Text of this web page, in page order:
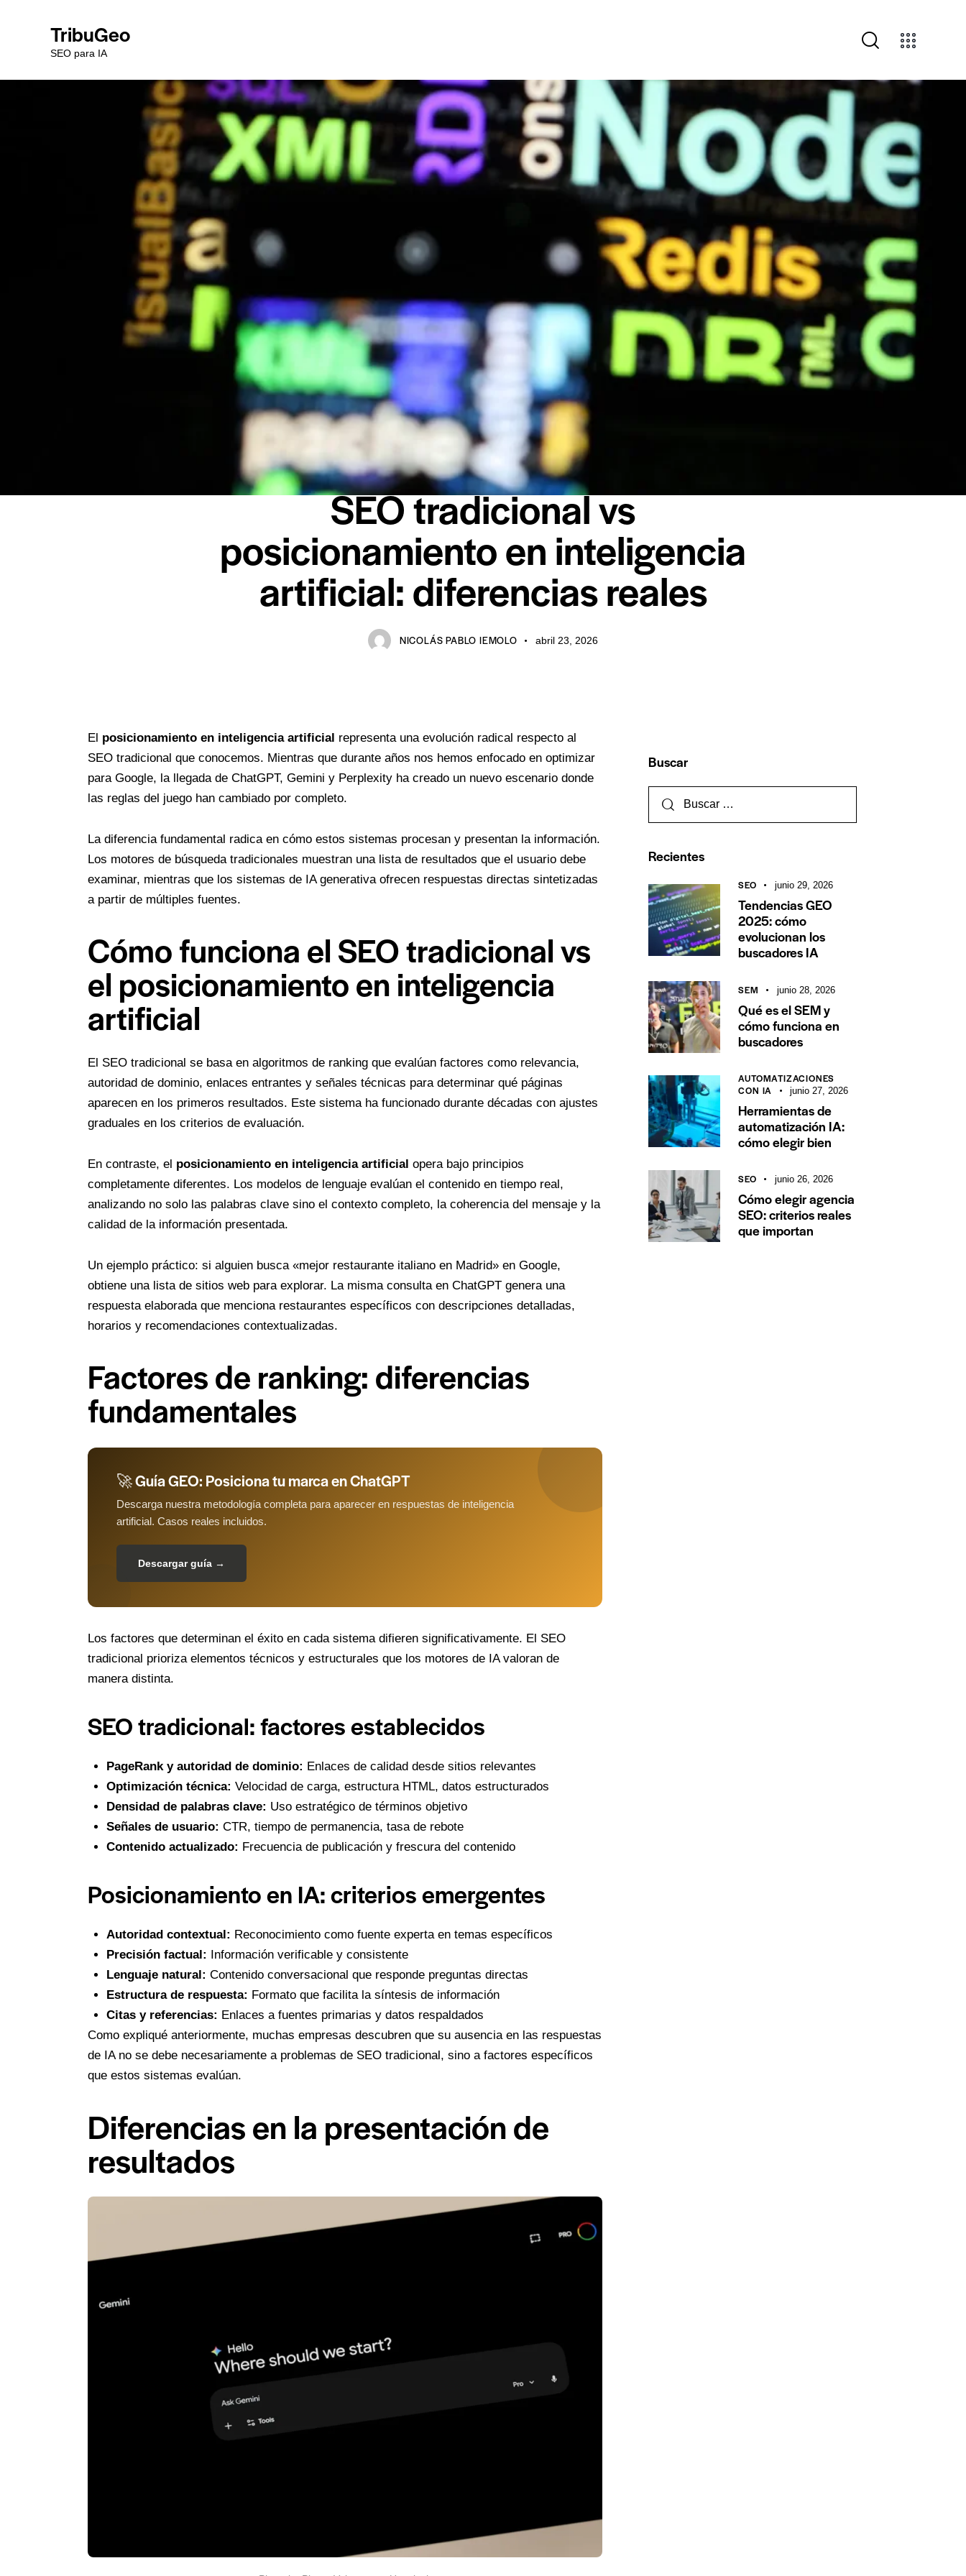
TribuGeo
SEO para IA
INTELIGENCIA ARTIFICIAL
SEO tradicional vs
posicionamiento en inteligencia
artificial: diferencias reales
NICOLÁS PABLO IEMOLO abril 23, 2026
El posicionamiento en inteligencia artificial representa una evolución radical respecto al
SEO tradicional que conocemos. Mientras que durante años nos hemos enfocado en optimizar
para Google, la llegada de ChatGPT, Gemini y Perplexity ha creado un nuevo escenario donde
las reglas del juego han cambiado por completo.
La diferencia fundamental radica en cómo estos sistemas procesan y presentan la información.
Los motores de búsqueda tradicionales muestran una lista de resultados que el usuario debe
examinar, mientras que los sistemas de IA generativa ofrecen respuestas directas sintetizadas
a partir de múltiples fuentes.
Cómo funciona el SEO tradicional vs
el posicionamiento en inteligencia
artificial
El SEO tradicional se basa en algoritmos de ranking que evalúan factores como relevancia,
autoridad de dominio, enlaces entrantes y señales técnicas para determinar qué páginas
aparecen en los primeros resultados. Este sistema ha funcionado durante décadas con ajustes
graduales en los criterios de evaluación.
En contraste, el posicionamiento en inteligencia artificial opera bajo principios
completamente diferentes. Los modelos de lenguaje evalúan el contenido en tiempo real,
analizando no solo las palabras clave sino el contexto completo, la coherencia del mensaje y la
calidad de la información presentada.
Un ejemplo práctico: si alguien busca «mejor restaurante italiano en Madrid» en Google,
obtiene una lista de sitios web para explorar. La misma consulta en ChatGPT genera una
respuesta elaborada que menciona restaurantes específicos con descripciones detalladas,
horarios y recomendaciones contextualizadas.
Factores de ranking: diferencias
fundamentales
🚀 Guía GEO: Posiciona tu marca en ChatGPT
Descarga nuestra metodología completa para aparecer en respuestas de inteligencia
artificial. Casos reales incluidos.
Descargar guía →
Los factores que determinan el éxito en cada sistema difieren significativamente. El SEO
tradicional prioriza elementos técnicos y estructurales que los motores de IA valoran de
manera distinta.
SEO tradicional: factores establecidos
PageRank y autoridad de dominio: Enlaces de calidad desde sitios relevantes
Optimización técnica: Velocidad de carga, estructura HTML, datos estructurados
Densidad de palabras clave: Uso estratégico de términos objetivo
Señales de usuario: CTR, tiempo de permanencia, tasa de rebote
Contenido actualizado: Frecuencia de publicación y frescura del contenido
Posicionamiento en IA: criterios emergentes
Autoridad contextual: Reconocimiento como fuente experta en temas específicos
Precisión factual: Información verificable y consistente
Lenguaje natural: Contenido conversacional que responde preguntas directas
Estructura de respuesta: Formato que facilita la síntesis de información
Citas y referencias: Enlaces a fuentes primarias y datos respaldados
Como expliqué anteriormente, muchas empresas descubren que su ausencia en las respuestas
de IA no se debe necesariamente a problemas de SEO tradicional, sino a factores específicos
que estos sistemas evalúan.
Diferencias en la presentación de
resultados
Buscar
Recientes
SEO junio 29, 2026
Tendencias GEO
2025: cómo
evolucionan los
buscadores IA
SEM junio 28, 2026
Qué es el SEM y
cómo funciona en
buscadores
AUTOMATIZACIONES
CON IA
junio 27, 2026
Herramientas de
automatización IA:
cómo elegir bien
SEO junio 26, 2026
Cómo elegir agencia
SEO: criterios reales
que importan